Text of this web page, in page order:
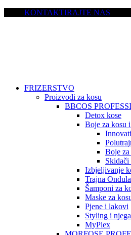
KONTAKTIRAJTE NAS
FRIZERSTVO
Proizvodi za kosu
BBCOS
Detox kose
Boje za kosu
Boje
Skidači
Izbjeljivanje
Trajna
Šamponi za
Maske za
Pjene i lakovi
Styling i
MyPlex